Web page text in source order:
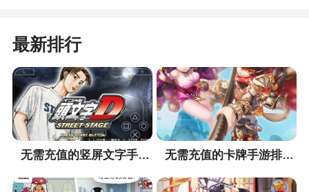
也可以休养生息；可以作为天天开心枪场也能玩成
喜好食用；欧皇海豹白嫖党零氪可以玩的很舒服。
更新方面每周一更，活动强度适中，每日邮箱有小
福利（滑稽）。联机互动内容较少，偏单机（耗流
量较低），但好友支援梯队很有帮助……
更新日志
最新排行
无需充值的竖屏文字手游排行榜 无需充值的卡牌手游排行榜